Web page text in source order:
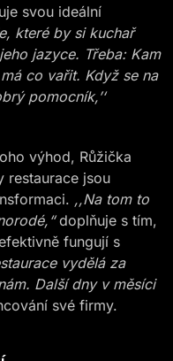
svou ideální
které by si kuchař
jazyce. Třeba: Kam
co vařit. Když se na
pomocník,’‘
výhod, Růžička
restaurace jsou
,,Na tom to
doplňuje s tím,
fungují s
vydělá za
Další dny v měsíci
své firmy.